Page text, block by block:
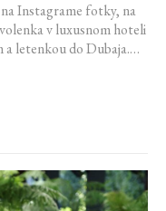
Instagrame fotky, na
v luxusnom hoteli
letenkou do Dubaja.
Výlet vlakom na